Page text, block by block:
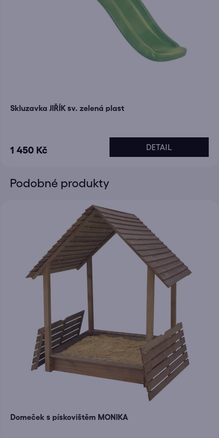
Skluzavka JIŘÍK sv. zelená plast
1 450 Kč DETAIL
Podobné produkty
Domeček s pískovištěm MONIKA